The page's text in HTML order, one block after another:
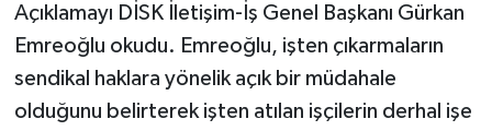
Açıklamayı DİSK İletişim-İş Genel Başkanı Gürkan
Emreoğlu okudu. Emreoğlu, işten çıkarmaların
sendikal haklara yönelik açık bir müdahale
olduğunu belirterek işten atılan işçilerin derhal işe